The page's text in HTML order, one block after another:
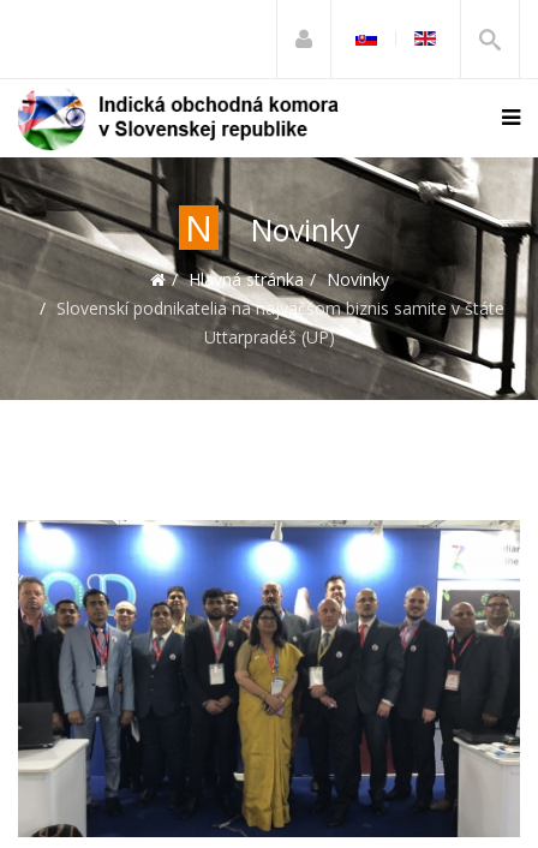
N Novinky
Hlavná stránka
Novinky
Slovenskí podnikatelia na najväčšom biznis samite v štáte
Uttarpradéš (UP)